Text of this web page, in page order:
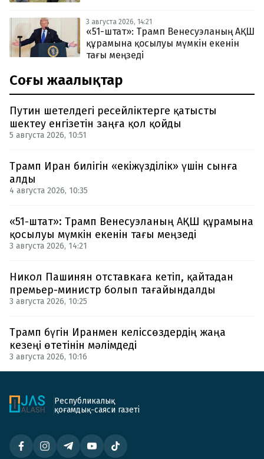
3 августа 2026, 14:21
«51-штат»: Трамп Венесуэланың АҚШ
құрамына қосылуы мүмкін екенін
тағы меңзеді
Соңғы жаңалықтар
Путин шетелдегі ресейліктерге қатысты
шектеу енгізетін заңға қол қойды
5 августа 2026, 10:51
Трамп Иран билігін «екіжүзділік» үшін сынға
алды
4 августа 2026, 10:35
«51-штат»: Трамп Венесуэланың АҚШ құрамына
қосылуы мүмкін екенін тағы меңзеді
3 августа 2026, 14:21
Никол Пашинян отставкаға кетіп, қайтадан
премьер-министр болып тағайындалды
3 августа 2026, 10:25
Трамп бүгін Иранмен келіссөздердің жаңа
кезеңі өтетінін мәлімдеді
3 августа 2026, 10:16
Республикалық
қоғамдық-саяси газеті